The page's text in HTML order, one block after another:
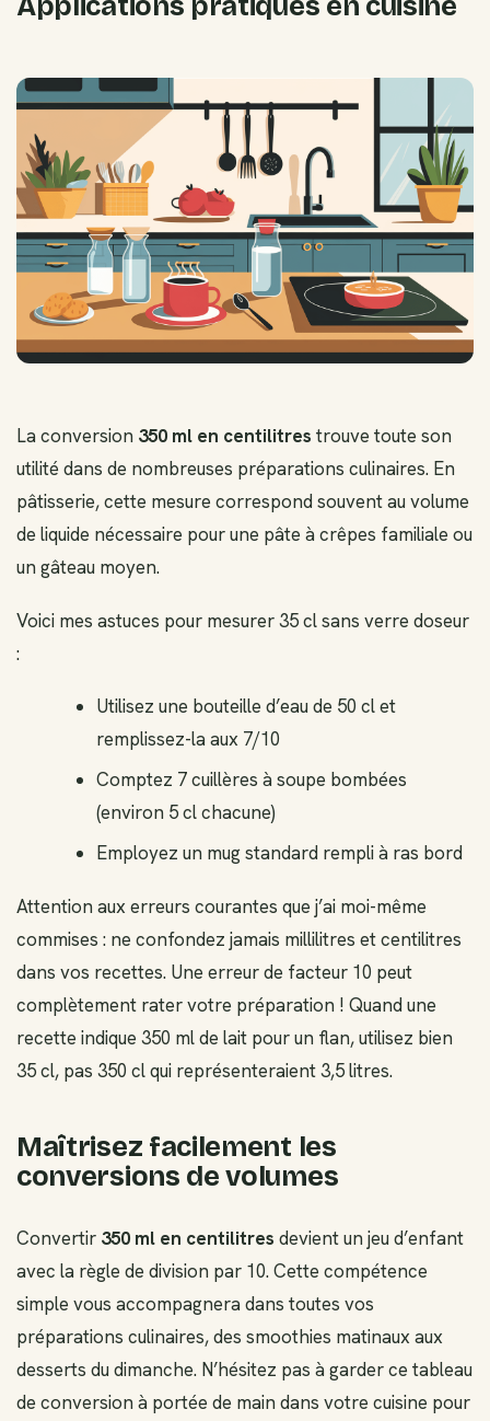
La conversion 350 ml en centilitres trouve toute son
utilité dans de nombreuses préparations culinaires. En
pâtisserie, cette mesure correspond souvent au volume
de liquide nécessaire pour une pâte à crêpes familiale ou
un gâteau moyen.
Voici mes astuces pour mesurer 35 cl sans verre doseur
:
Utilisez une bouteille d’eau de 50 cl et
remplissez-la aux 7/10
Comptez 7 cuillères à soupe bombées
(environ 5 cl chacune)
Employez un mug standard rempli à ras bord
Attention aux erreurs courantes que j’ai moi-même
commises : ne confondez jamais millilitres et centilitres
dans vos recettes. Une erreur de facteur 10 peut
complètement rater votre préparation ! Quand une
recette indique 350 ml de lait pour un flan, utilisez bien
35 cl, pas 350 cl qui représenteraient 3,5 litres.
Maîtrisez facilement les
conversions de volumes
Convertir 350 ml en centilitres devient un jeu d’enfant
avec la règle de division par 10. Cette compétence
simple vous accompagnera dans toutes vos
préparations culinaires, des smoothies matinaux aux
desserts du dimanche. N’hésitez pas à garder ce tableau
de conversion à portée de main dans votre cuisine pour